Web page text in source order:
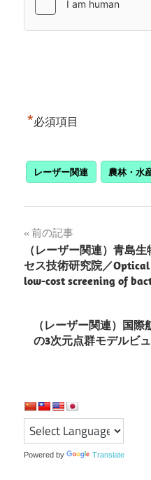
*必須項目
レーザー関連 農林・水
投
稿
ナ
ビ
ゲ
シ
ョ
ン
前の記事
（レーザー関連）青島
セス技術研究院／Optical
low-cost screening of
（レーザー関連）国
の3次元点群モデルビ
Powered by Translate